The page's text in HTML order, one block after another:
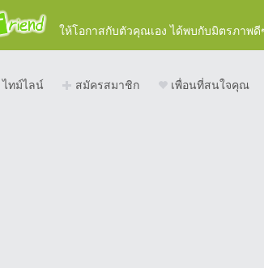
ให้โอกาสกับตัวคุณเอง ได้พบกับมิตรภาพ
ไทม์ไลน์ สมัครสมาชิก เพื่อนที่สนใจคุณ